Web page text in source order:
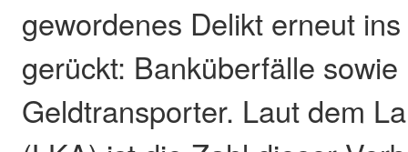
gewordenes Delikt erneut
gerückt: Banküberfälle
Geldtransporter. Laut dem